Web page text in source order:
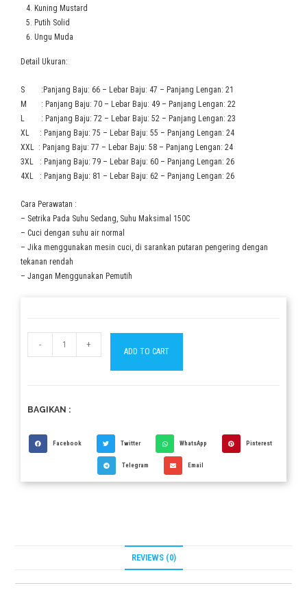
Kuning Mustard
Putih Solid
Ungu Muda
Detail Ukuran:
S :Panjang Baju: 66 – Lebar Baju: 47 – Panjang Lengan: 21
M : Panjang Baju: 70 – Lebar Baju: 49 – Panjang Lengan: 22
L : Panjang Baju: 72 – Lebar Baju: 52 – Panjang Lengan: 23
XL : Panjang Baju: 75 – Lebar Baju: 55 – Panjang Lengan: 24
XXL : Panjang Baju: 77 – Lebar Baju: 58 – Panjang Lengan: 24
3XL : Panjang Baju: 79 – Lebar Baju: 60 – Panjang Lengan: 26
4XL : Panjang Baju: 81 – Lebar Baju: 62 – Panjang Lengan: 26
Cara Perawatan :
– Setrika Pada Suhu Sedang, Suhu Maksimal 150C
– Cuci dengan suhu air normal
– Jika menggunakan mesin cuci, di sarankan putaran pengering dengan
tekanan rendah
– Jangan Menggunakan Pemutih
- +
ADD TO CART
BAGIKAN :
Facebook Twitter WhatsApp Pinterest
Telegram Email
REVIEWS (0)